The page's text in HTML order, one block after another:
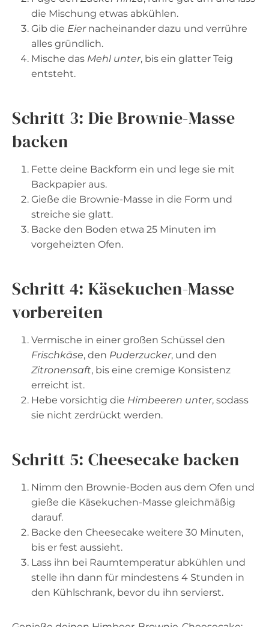
die Mischung etwas abkühlen.
Gib die Eiernacheinander dazu und verrühre
alles gründlich.
Mische das Mehl unter, bis ein glatter Teig
entsteht.
Schritt 3: Die Brownie-Masse
backen
Fette deine Backform ein und lege sie mit
Backpapier aus.
Gieße die Brownie-Masse in die Form und
streiche sie glatt.
Backe den Boden etwa 25 Minuten im
vorgeheizten Ofen.
Schritt 4: Käsekuchen-Masse
vorbereiten
Vermische in einer großen Schüssel den
Frischkäse, den Puderzucker, und den
Zitronensaft, bis eine cremige Konsistenz
erreicht ist.
Hebe vorsichtig die Himbeeren unter, sodass
sie nicht zerdrückt werden.
Schritt 5: Cheesecake backen
Nimm den Brownie-Boden aus dem Ofen und
gieße die Käsekuchen-Masse gleichmäßig
darauf.
Backe den Cheesecake weitere 30 Minuten,
bis er fest aussieht.
Lass ihn bei Raumtemperatur abkühlen und
stelle ihn dann für mindestens 4 Stunden in
den Kühlschrank, bevor du ihn servierst.